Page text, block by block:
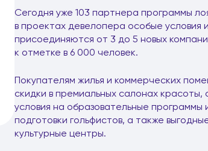
Сегодня уже 103 партнера программы
в проектах девелопера особые условия
присоединяются от 3 до 5 новых
к отметке в 6 000 человек.
Покупателям жилья и коммерческих
скидки в премиальных салонах красоты,
условия на образовательные
подготовки гольфистов, а также
культурные центры.